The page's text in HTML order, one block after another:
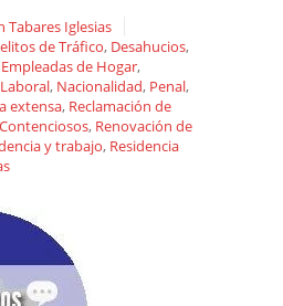
Tabares Iglesias
de Tráfico, Desahucios,
Empleadas de Hogar,
Laboral, Nacionalidad, Penal,
extensa, Reclamación de
, Renovación de
y trabajo, Residencia